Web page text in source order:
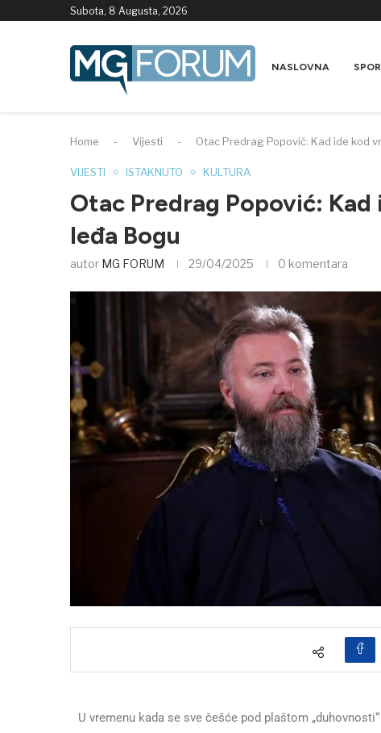
Subota, 8 Augusta, 2026
NASLOVNA
Home - Vijesti - Otac Predrag Popović: Kad ide kod
VIJESTI ISTAKNUTO KULTURA
Otac Predrag Popović:
leđa Bogu
autor MG FORUM 29/04/2025 0 komentara
U vremenu kada se sve češće pod plaštom